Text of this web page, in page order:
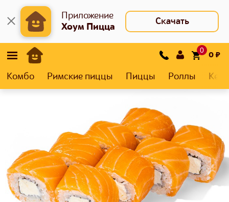
Приложение
Хоум Пицца
Скачать
0
0₽
Комбо Римские пиццы Пиццы Роллы